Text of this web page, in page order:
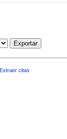
Exportar
Extraer citas